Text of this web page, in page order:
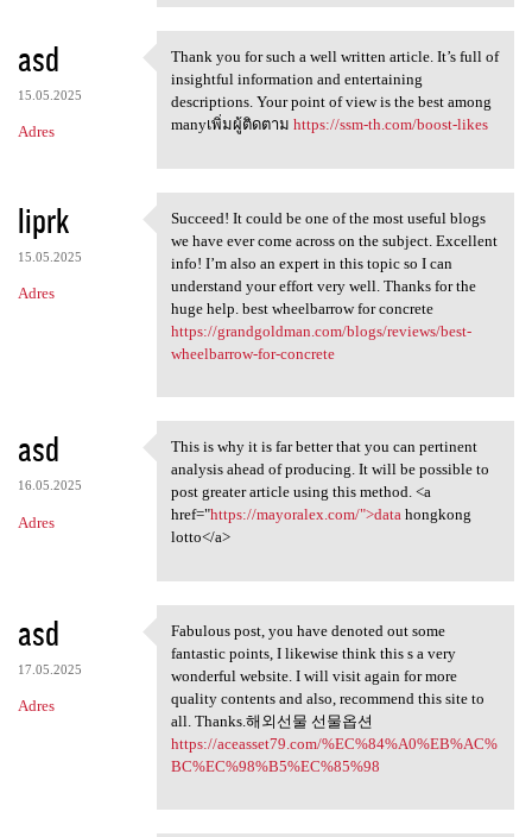
asd
15.05.2025
Adres
Thank you for such a well
Thank you for such a well written article. It’s full of
insightful information and entertaining
descriptions. Your point of view is the best among
manyเพิ่มผู้ติดตาม https://ssm-th.com/boost-likes
liprk
15.05.2025
Adres
Succeed! It could be one of
Succeed! It could be one of the most useful blogs
we have ever come across on the subject. Excellent
info! I’m also an expert in this topic so I can
understand your effort very well. Thanks for the
huge help. best wheelbarrow for concrete
https://grandgoldman.com/blogs/reviews/best-
wheelbarrow-for-concrete
asd
16.05.2025
Adres
This is why it is far better
This is why it is far better that you can pertinent
analysis ahead of producing. It will be possible to
post greater article using this method. <a
href="https://mayoralex.com/">datahongkong
lotto</a>
asd
17.05.2025
Adres
Fabulous post, you have
Fabulous post, you have denoted out some
fantastic points, I likewise think this s a very
wonderful website. I will visit again for more
quality contents and also, recommend this site to
all. Thanks.해외선물 선물옵션
https://aceasset79.com/%EC%84%A0%EB%AC%
BC%EC%98%B5%EC%85%98